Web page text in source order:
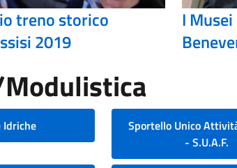
treno storico
2019
I
Idriche
Sportello Unico
- S.U.A.F.